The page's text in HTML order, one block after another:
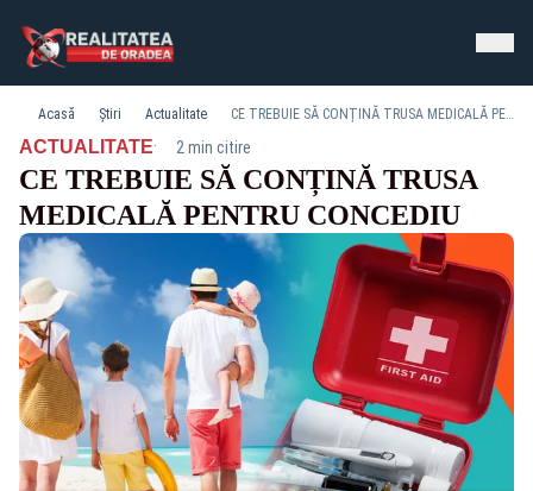
Acasă Știri Actualitate CE TREBUIE SĂ CONȚINĂ TRUSA MEDICALĂ PENTRU CONCEDIU
ACTUALITATE· 2 min citire
CE TREBUIE SĂ CONȚINĂ TRUSA
MEDICALĂ PENTRU CONCEDIU